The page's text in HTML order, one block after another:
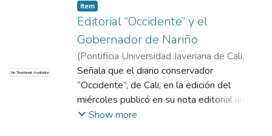
No Thumbnail Available
Item
Editorial “Occidente” y el
Gobernador de Nariño
(Pontificia Universidad Javeriana de Cali,
2017) COMHISTORIA
Señala que el diario conservador
“Occidente”, de Cali, en la edición del
miércoles publicó en su nota editorial un
comentario en referencia a los programas
Show more